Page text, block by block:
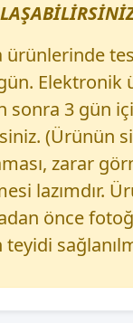
ürünlerinde
Elektronik
sonra 3 gün
(Ürünün
zarar
lazımdır.
önce